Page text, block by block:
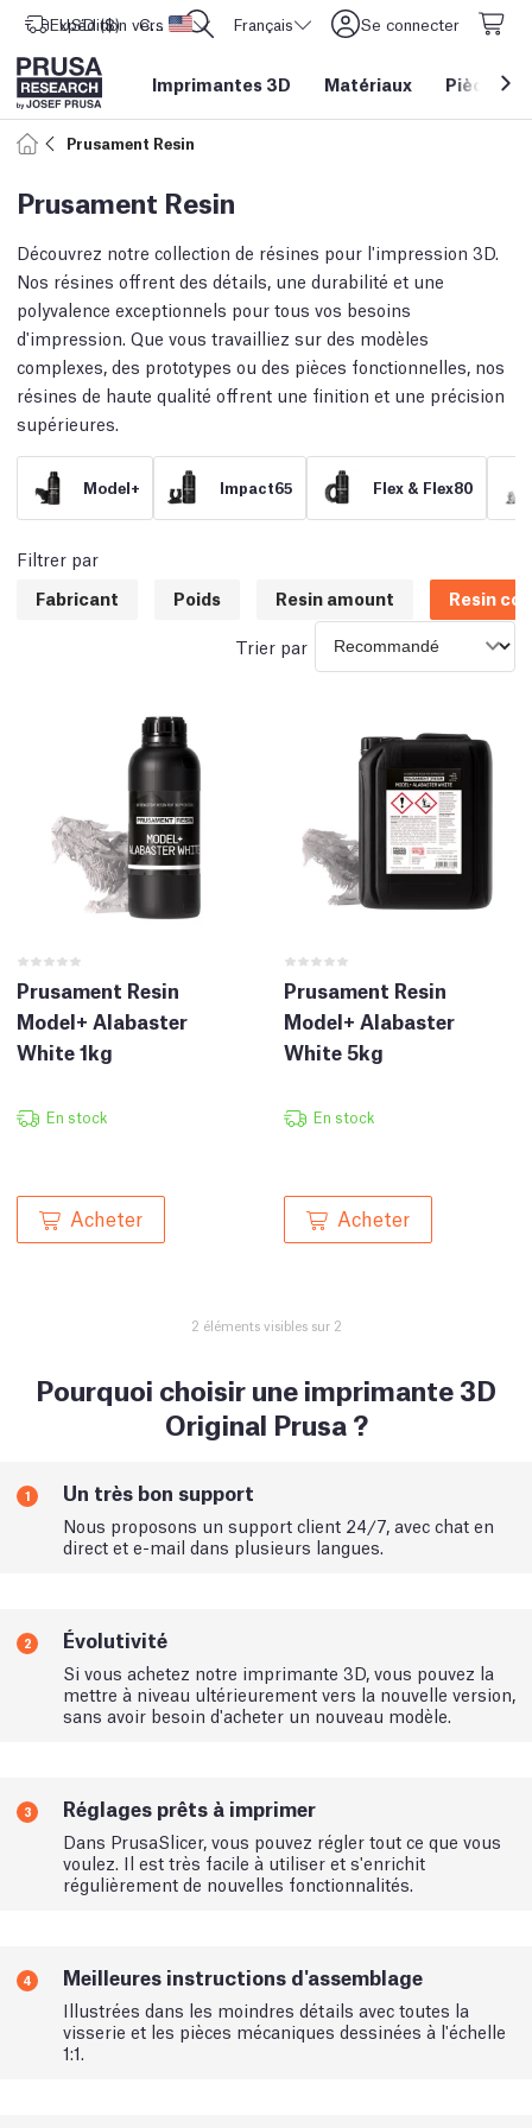
Expédition vers Etats-Unis d'Amérique
USD ($) CORE One L: Maintenant en stock ! Français Se connecter
Imprimantes 3D Matériaux Pièces&
Prusament Resin
Prusament Resin
Découvrez notre collection de résines pour l'impression 3D.
Nos résines offrent des détails, une durabilité et une
polyvalence exceptionnels pour tous vos besoins
d'impression. Que vous travailliez sur des modèles
complexes, des prototypes ou des pièces fonctionnelles, nos
résines de haute qualité offrent une finition et une précision
supérieures.
Model+ Impact65 Flex & Flex80
Filtrer par
Fabricant
Poids Resin amount Resin
Trier par
Prusament Resin
Model+ Alabaster
White 1kg
En stock
Acheter
Prusament Resin
Model+ Alabaster
White 5kg
En stock
Acheter
2 éléments visibles sur 2
Pourquoi choisir une imprimante 3D
Original Prusa ?
1 Un très bon support
Nous proposons un support client 24/7, avec chat en
direct et e-mail dans plusieurs langues.
2 Évolutivité
Si vous achetez notre imprimante 3D, vous pouvez la
mettre à niveau ultérieurement vers la nouvelle version,
sans avoir besoin d'acheter un nouveau modèle.
3 Réglages prêts à imprimer
Dans PrusaSlicer, vous pouvez régler tout ce que vous
voulez. Il est très facile à utiliser et s'enrichit
régulièrement de nouvelles fonctionnalités.
4 Meilleures instructions d'assemblage
Illustrées dans les moindres détails avec toutes la
visserie et les pièces mécaniques dessinées à l'échelle
1:1.